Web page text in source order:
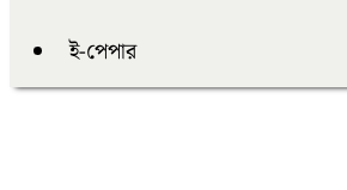
ই-পেপার